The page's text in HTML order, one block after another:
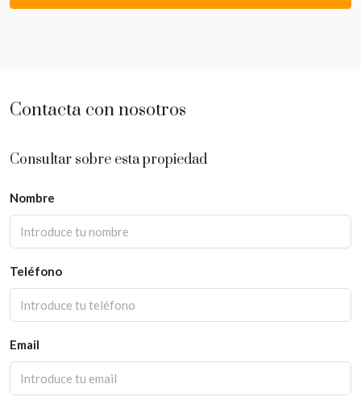
Contacta con nosotros
Consultar sobre esta propiedad
Nombre
Teléfono
Email